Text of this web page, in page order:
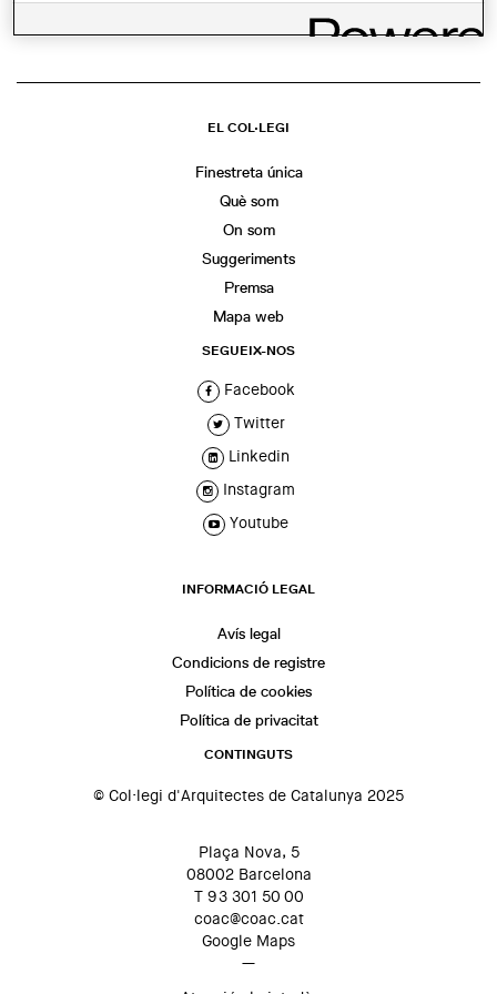
EL COL·LEGI
Finestreta única
Què som
On som
Suggeriments
Premsa
Mapa web
SEGUEIX-NOS
Facebook
Twitter
Linkedin
Instagram
Youtube
INFORMACIÓ LEGAL
Avís legal
Condicions de registre
Política de cookies
Política de privacitat
CONTINGUTS
© Col·legi d'Arquitectes de Catalunya 2025
Plaça Nova, 5
08002 Barcelona
T 93 301 50 00
coac@coac.cat
Google Maps
—